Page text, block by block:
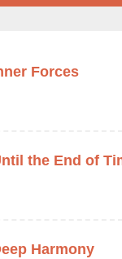
Forces
the End of
Harmony